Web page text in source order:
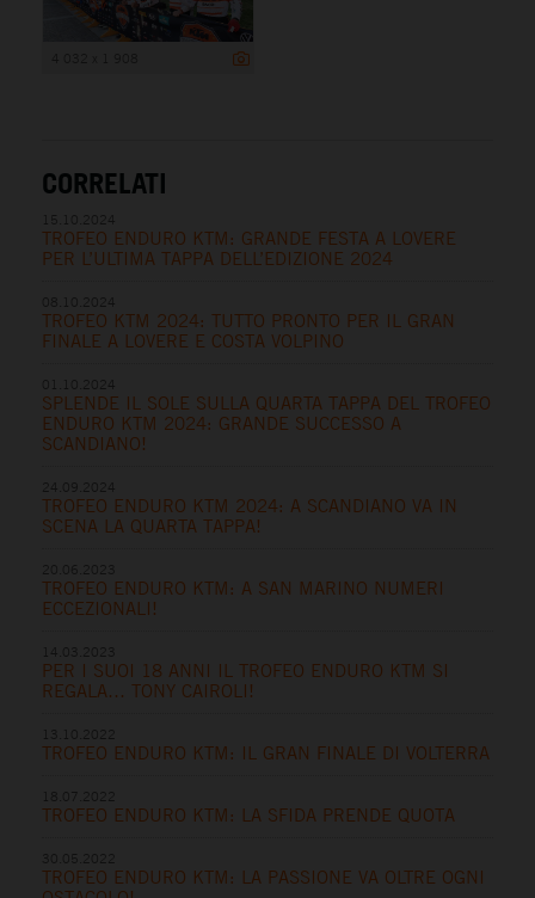
CORRELATI
TROFEO ENDURO KTM: GRANDE FESTA A LOVERE
PER L’ULTIMA TAPPA DELL’EDIZIONE 2024
TROFEO KTM 2024: TUTTO PRONTO PER IL GRAN
FINALE A LOVERE E COSTA VOLPINO
SPLENDE IL SOLE SULLA QUARTA TAPPA DEL TROFEO
ENDURO KTM 2024: GRANDE SUCCESSO A
SCANDIANO!
TROFEO ENDURO KTM 2024: A SCANDIANO VA IN
SCENA LA QUARTA TAPPA!
TROFEO ENDURO KTM: A SAN MARINO NUMERI
ECCEZIONALI!
PER I SUOI 18 ANNI IL TROFEO ENDURO KTM SI
REGALA… TONY CAIROLI!
TROFEO ENDURO KTM: IL GRAN FINALE DI VOLTERRA
TROFEO ENDURO KTM: LA SFIDA PRENDE QUOTA
TROFEO ENDURO KTM: LA PASSIONE VA OLTRE OGNI